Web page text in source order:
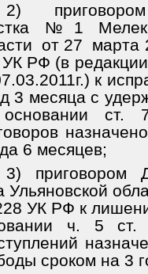
2)
№1
от 27 марта
УК РФ (в
к
3 месяца с
ст.
6 месяцев;
3) приговором
Ульяновской
УК РФ к
ч. 5
сроком на 3